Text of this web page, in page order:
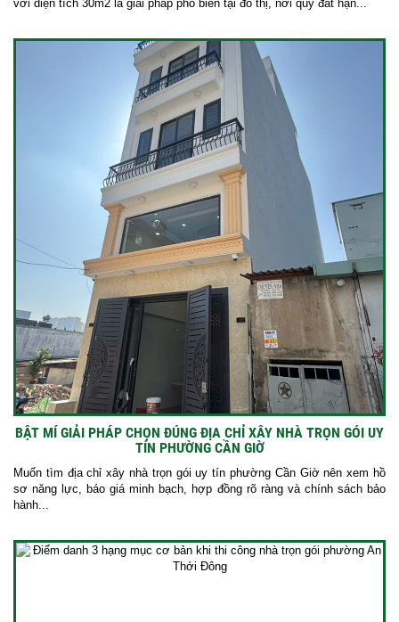
với diện tích 30m2 là giải pháp phổ biến tại đô thị, nơi quỹ đất hạn...
BẬT MÍ GIẢI PHÁP CHỌN ĐÚNG ĐỊA CHỈ XÂY NHÀ TRỌN GÓI UY
TÍN PHƯỜNG CẦN GIỜ
Muốn tìm địa chỉ xây nhà trọn gói uy tín phường Cần Giờ nên xem hồ
sơ năng lực, báo giá minh bạch, hợp đồng rõ ràng và chính sách bảo
hành...